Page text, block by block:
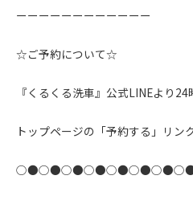
ーーーーーーーーーーーー
☆ご予約について☆
『くるくる洗車』公式LINEより
トップページの「予約する」リン